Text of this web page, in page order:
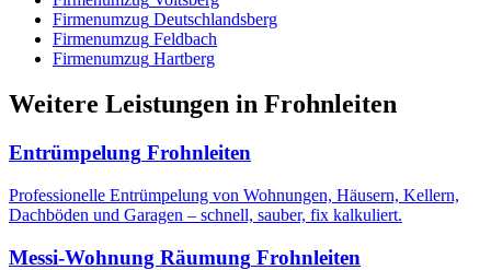
Firmenumzug Deutschlandsberg
Firmenumzug Feldbach
Firmenumzug Hartberg
Weitere Leistungen in Frohnleiten
Entrümpelung Frohnleiten
Professionelle Entrümpelung von Wohnungen, Häusern, Kellern,
Dachböden und Garagen – schnell, sauber, fix kalkuliert.
Messi-Wohnung Räumung Frohnleiten